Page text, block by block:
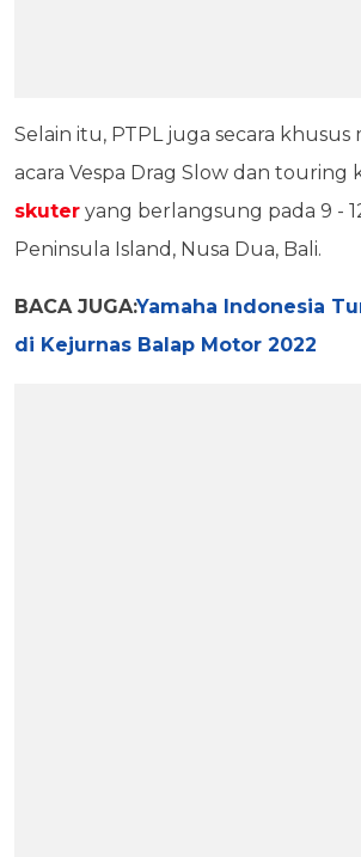
Selain itu, PTPL juga secara
acara Vespa Drag Slow dan touring
skuter yang berlangsung pada 9 -
Peninsula Island, Nusa Dua, Bali.
BACA JUGA:Yamaha Indonesia
di Kejurnas Balap Motor 2022